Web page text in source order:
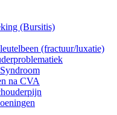
(Bursitis)
(fractuur/luxatie)
na CVA